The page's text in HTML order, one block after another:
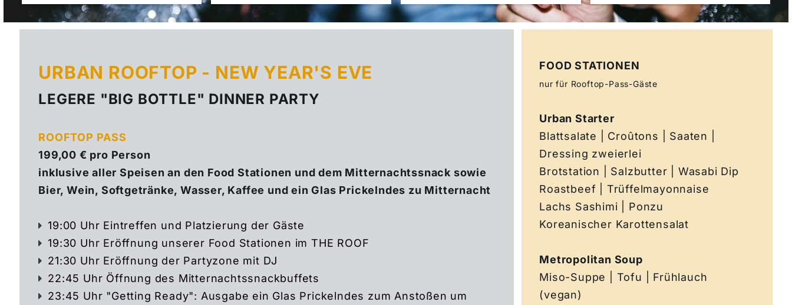
URBAN ROOFTOP - NEW YEAR'S EVE
LEGERE "BIG BOTTLE" DINNER PARTY
ROOFTOP PASS
199,00 € pro Person
inklusivealler Speisen an den Food Stationen und dem Mitternachtssnack sowie
Bier, Wein, Softgetränke, Wasser, Kaffee und ein Glas Prickelndes zu Mitternacht
19:00 Uhr Eintreffen und Platzierung der Gäste
19:30 Uhr Eröffnung unserer Food Stationen im THE ROOF
21:30 Uhr Eröffnung der Partyzone mit DJ
22:45 Uhr Öffnung des Mitternachtssnackbuffets
23:45 Uhr "Getting Ready": Ausgabe ein Glas Prickelndes zum Anstoßen um
FOOD STATIONEN
nur für Rooftop-Pass-Gäste
Urban Starter
Blattsalate | Croûtons | Saaten |
Dressing zweierlei
Brotstation | Salzbutter | Wasabi Dip
Roastbeef | Trüffelmayonnaise
Lachs Sashimi | Ponzu
Koreanischer Karottensalat
Metropolitan Soup
Miso-Suppe | Tofu | Frühlauch
(vegan)